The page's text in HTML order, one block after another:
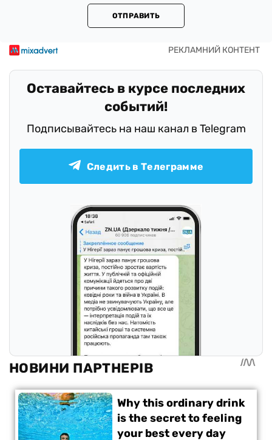
ОТПРАВИТЬ
Оставайтесь в курсе последних
событий!
Подписывайтесь на наш канал в Telegram
Следить в Телеграмме